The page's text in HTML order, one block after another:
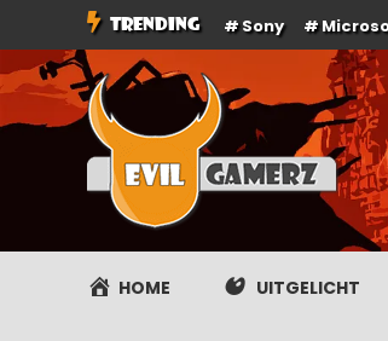
naar
de
TRENDING Sony
Evilgamerz
Het meest interessante game
HOME UITGELICHT